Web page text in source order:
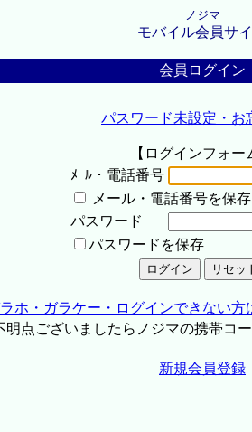
ノジマ
モバイル会員サ
会員ログイン
パスワード未設定・お
【ログインフォー
ﾒｰﾙ・電話番号
メール・電話番号を保存
パスワード
パスワードを保存
ホ・ガラケー・ログインできない方
点ございましたらノジマの携帯コー
新規会員登録